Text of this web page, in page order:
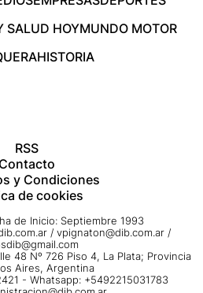
SALUD HOYMUNDO MOTOR
HISTORIA
RSS
Contacto
y Condiciones
de cookies
de Inicio: Septiembre 1993
/ vpignaton@dib.com.ar /
48 Nº 726 Piso 4, La Plata; Provincia
Aires, Argentina
- Whatsapp: +5492215031783